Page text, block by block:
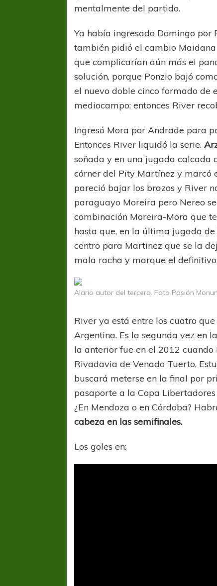
mentalmente del partido.
Ya había ingresado Domingo por
también pidió el cambio
que complicarían aún más el
solución, porque Ponzio bajó
el nuevo doble cinco formado de
mediocampo; entonces River
Ingresó Mora por Andrade para
Entonces River liquidó la serie.
soñada y en una jugada calcada
córner del Pity Martínez y marcó
pareció bajar los brazos y River
paraguayo Moreira pero Nereo
combinación Moreira-Mora que
hasta que, en la última jugada
centro para Martinez que se la
mala racha y marque el
Alario autor del tercero. Foto Pasión
River ya está entre los cuatro
Argentina. Es la segunda vez en
la anterior fue en el 2012
Rivadavia de Venado Tuerto,
buscará meterse en la final por
pasaporte a la Copa
¿En Mendoza o en Córdoba?
cabeza en las semifinales.
Los goles en:
A pesar de la derrota Tigre avanzó a
Octavos de Final
COPA
Sur